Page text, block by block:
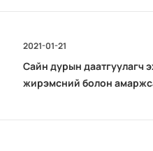
2021-01-21
Сайн дурын даатгуулагч
жирэмсний болон